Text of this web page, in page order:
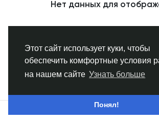
Этот сайт использует куки, чтобы
обеспечить комфортные условия
на нашем сайте Узнать больше
Понял!
Популярные посты
Найти сообщения
Нет данных для